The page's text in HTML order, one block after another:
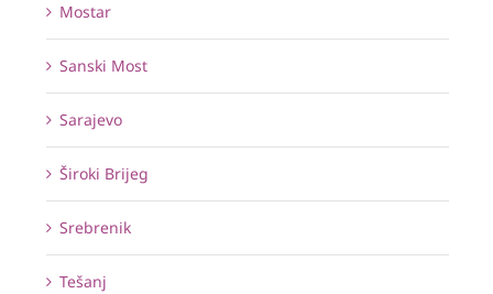
Mostar
Sanski Most
Sarajevo
Široki Brijeg
Srebrenik
Tešanj